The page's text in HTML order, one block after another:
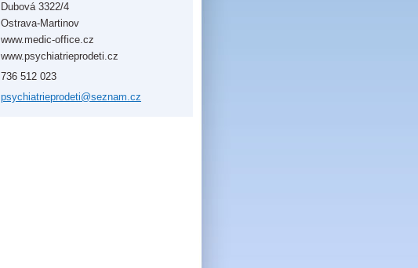
Dubová 3322/4
Ostrava-Martinov
www.medic-office.cz
www.psychiatrieprodeti.cz
736 512 023
psychiatrieprodeti@seznam.cz